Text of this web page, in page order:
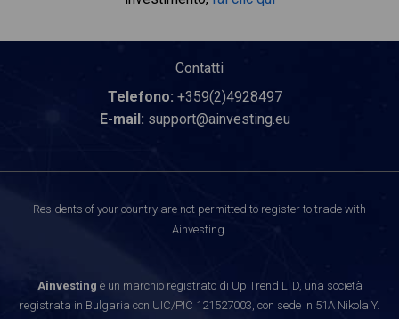
Contatti
Telefono: +359(2)4928497
E-mail: support@ainvesting.eu
Residents of your country are not permitted to register to trade with
Ainvesting.
Ainvesting è un marchio registrato di Up Trend LTD, una società
registrata in Bulgaria con UIC/PIC 121527003, con sede in 51A Nikola Y.